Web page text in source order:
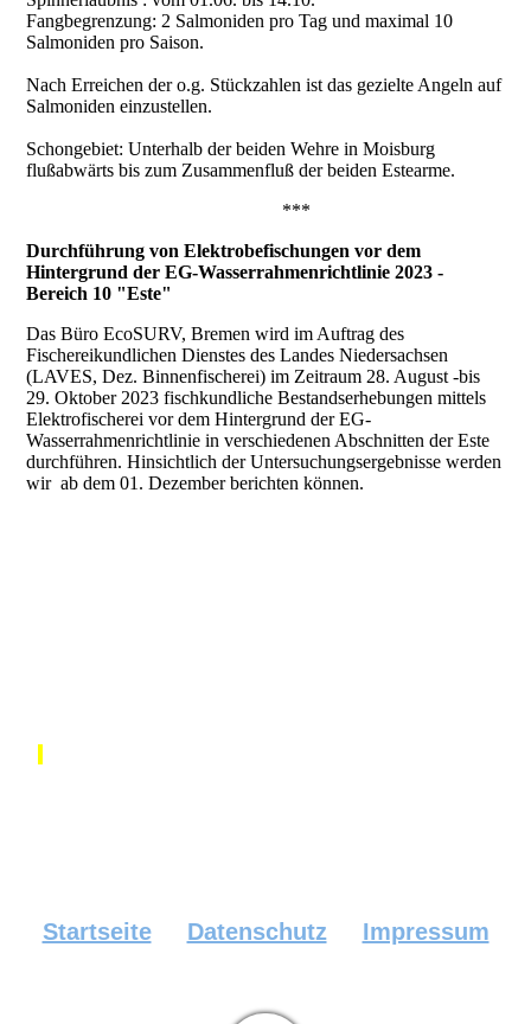
Fangbegrenzung: 2 Salmoniden pro Tag und maximal 10
Salmoniden pro Saison.
Nach Erreichen der o.g. Stückzahlen ist das gezielte Angeln auf
Salmoniden einzustellen.
Schongebiet: Unterhalb der beiden Wehre in Moisburg
flußabwärts bis zum Zusammenfluß der beiden Estearme.
***
Durchführung von Elektrobefischungen vor dem
Hintergrund der EG-Wasserrahmenrichtlinie 2023 -
Bereich 10 "Este"
Das Büro EcoSURV, Bremen wird im Auftrag des
Fischereikundlichen Dienstes des Landes Niedersachsen
(LAVES, Dez. Binnenfischerei) im Zeitraum 28. August -bis
29. Oktober 2023 fischkundliche Bestandserhebungen mittels
Elektrofischerei vor dem Hintergrund der EG-
Wasserrahmenrichtlinie in verschiedenen Abschnitten der Este
durchführen. Hinsichtlich der Untersuchungsergebnisse werden
wir ab dem 01. Dezember berichten können.
Startseite Datenschutz Impressum